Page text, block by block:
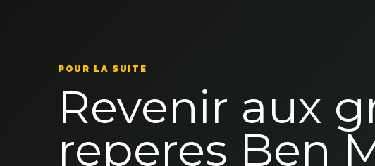
POUR LA SUITE
Revenir aux
reperes Ben